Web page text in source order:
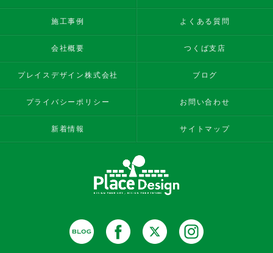
施工事例 よくある質問
会社概要 つくば支店
プレイスデザイン株式会社 ブログ
プライバシーポリシー お問い合わせ
新着情報 サイトマップ